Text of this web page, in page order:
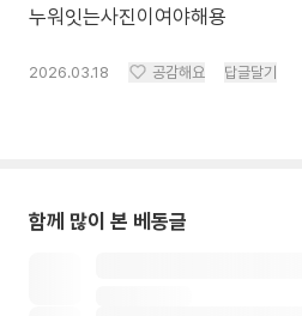
누워잇는사진이여야해용
2026.03.18 공감해요 답글달기
함께 많이 본 베동글